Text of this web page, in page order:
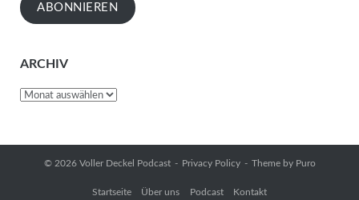
ABONNIEREN
ARCHIV
© 2026 Voller Deckel Podcast Privacy Policy Theme by Puro
Startseite Über uns Podcast Kontakt